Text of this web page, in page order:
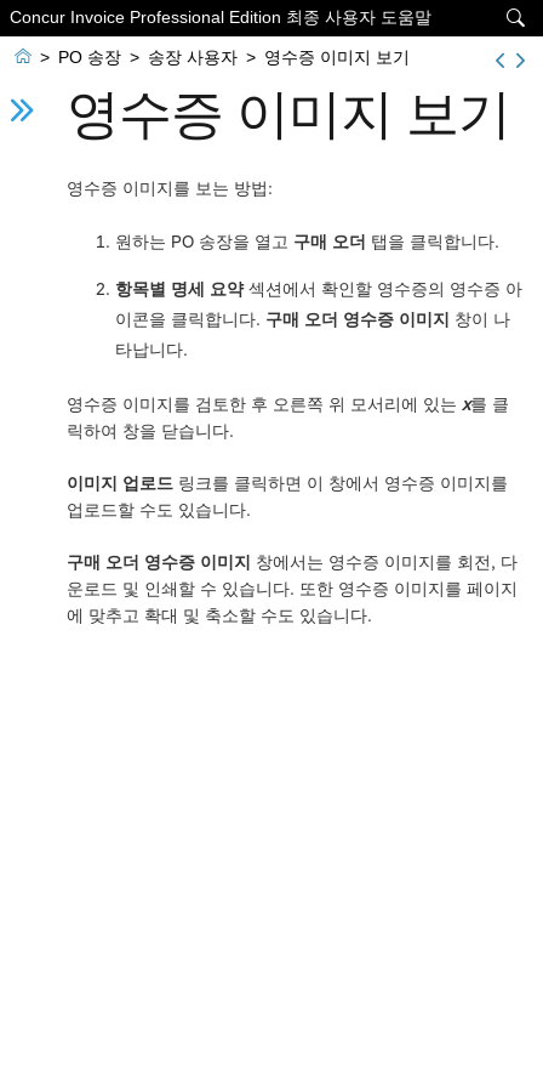

Concur Invoice Professional Edition 최종 사용자 도움말
 > PO 송장 > 송장 사용자 > 영수증 이미지 보기
영수증 이미지 보기
영수증 이미지를 보는 방법:
원하는 PO 송장을 열고 구매 오더 탭을 클릭합니다.
항목별 명세 요약섹션에서 확인할 영수증의 영수증 아
이콘을 클릭합니다. 구매 오더 영수증 이미지 창이 나
타납니다.
영수증 이미지를 검토한 후 오른쪽 위 모서리에 있는 x를 클
릭하여 창을 닫습니다.
이미지 업로드 링크를 클릭하면 이 창에서 영수증 이미지를
업로드할 수도 있습니다.
구매 오더 영수증 이미지 창에서는 영수증 이미지를 회전, 다
운로드 및 인쇄할 수 있습니다. 또한 영수증 이미지를 페이지
에 맞추고 확대 및 축소할 수도 있습니다.